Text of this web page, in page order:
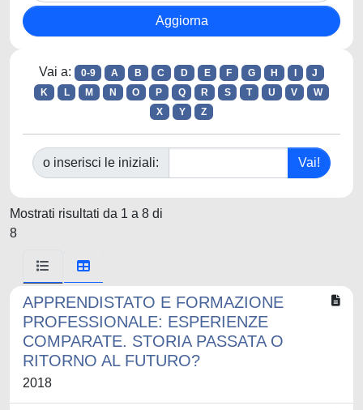
Vai a: 0-9 A B C D E F G H
J
K
L M N O P Q R S T U V
W
X
Y Z
o inserisci le iniziali:
Mostrati risultati da 1 a 8 di
8
APPRENDISTATO E FORMAZIONE
PROFESSIONALE: ESPERIENZE
COMPARATE. STORIA PASSATA O
RITORNO AL FUTURO?
2018